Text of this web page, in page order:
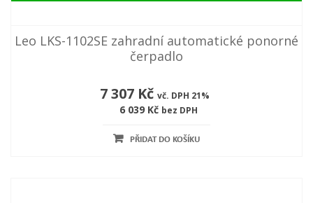
Leo LKS-1102SE zahradní automatické ponorné
čerpadlo
7 307 Kč vč. DPH 21%
6 039 Kč bez DPH
PŘIDAT DO KOŠÍKU